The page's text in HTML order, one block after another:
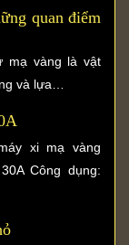
quan điểm
mạ vàng là vật
và lựa…
xi mạ vàng
Công dụng: